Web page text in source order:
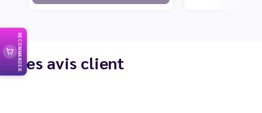
Les avis client
RECOMMANDER